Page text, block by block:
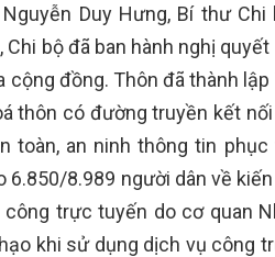
Duy Hưng, Bí thư
bộ đã ban hành nghị
đồng. Thôn đã thành
thôn có đường truyền kết
toàn, an ninh thông tin phục
8.989 người dân về
trực tuyến do cơ quan
khi sử dụng dịch vụ công